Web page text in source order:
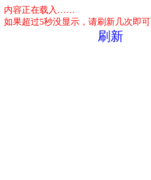
内容正在载入……
如果超过5秒没显示，请刷新几次即可
刷新